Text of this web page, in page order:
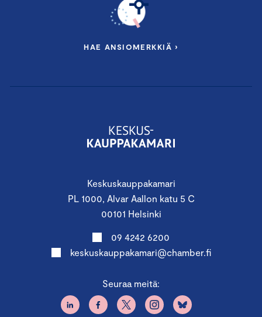
Keskuskauppakamari
PL 1000, Alvar Aallon katu 5 C
00101 Helsinki
09 4242 6200
keskuskauppakamari@chamber.fi
Seuraa meitä:
HAE ANSIOMERKKIÄ ›